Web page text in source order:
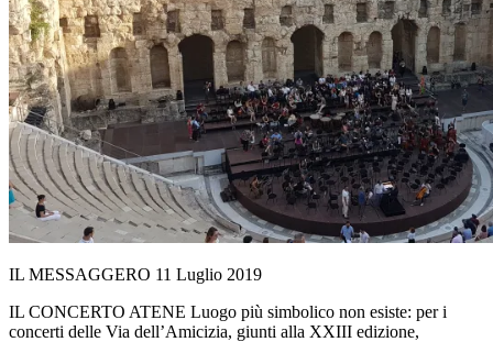
IL MESSAGGERO 11 Luglio 2019
IL CONCERTO ATENE Luogo più simbolico non esiste: per i
concerti delle Via dell’Amicizia, giunti alla XXIII edizione,